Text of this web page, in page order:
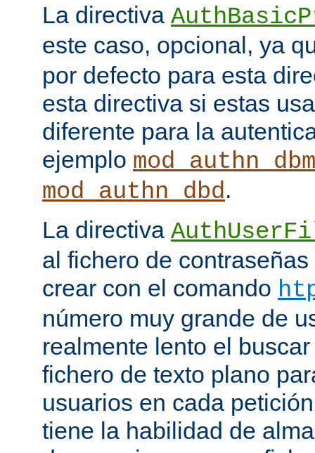
La directiva
este caso, opcional, ya
por defecto para esta
esta directiva si estas
diferente para la
ejemplo mod_authn_dbm
mod_authn_dbd.
La directiva
al fichero de
crear con el comando
número muy grande de
realmente lento el
fichero de texto plano
usuarios en cada
tiene la habilidad de